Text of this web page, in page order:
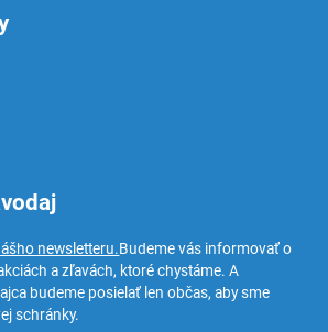
newsletteru.Budeme vás informovať o
a zľavách, ktoré chystáme. A
budeme posielať len občas, aby sme
schránky.